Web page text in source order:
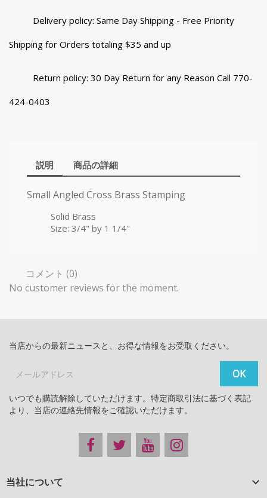
Delivery policy: Same Day Shipping - Free Priority
Shipping for Orders totaling $35 and up
Return policy: 30 Day Return for any Reason Call 770-
424-0403
説明 商品の詳細
Small Angled Cross Brass Stamping
Solid Brass
Size: 3/4" by 1 1/4"
コメント (0)
No customer reviews for the moment.
当店からの最新ニュースと、お得な情報をお受取ください。
いつでも購読解除していただけます。特定商取引法に基づく表記
より、当店の連絡先情報をご確認いただけます。
当社について 